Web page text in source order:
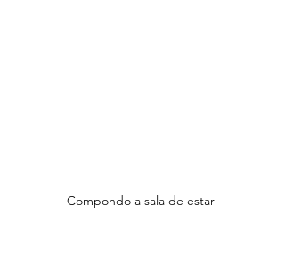
Compondo a sala de estar